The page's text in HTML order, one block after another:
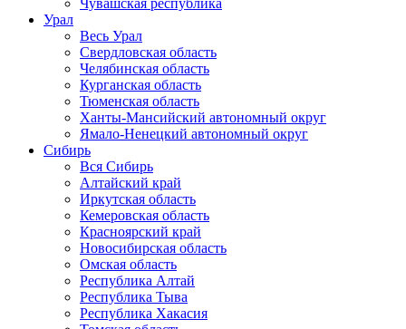
Чувашская республика
Урал
Весь Урал
Свердловская область
Челябинская область
Курганская область
Тюменская область
Ханты-Мансийский автономный округ
Ямало-Ненецкий автономный округ
Сибирь
Вся Сибирь
Алтайский край
Иркутская область
Кемеровская область
Красноярский край
Новосибирская область
Омская область
Республика Алтай
Республика Тыва
Республика Хакасия